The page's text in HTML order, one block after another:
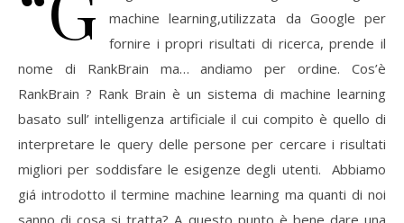
machine learning,utilizzata da Google per
fornire i propri risultati di ricerca, prende il
nome di RankBrain ma… andiamo per ordine. Cos’è
RankBrain ? Rank Brain è un sistema di machine learning
basato sull’ intelligenza artificiale il cui compito è quello di
interpretare le query delle persone per cercare i risultati
migliori per soddisfare le esigenze degli utenti. Abbiamo
giá introdotto il termine machine learning ma quanti di noi
sanno di cosa si tratta? A questo punto è bene dare una